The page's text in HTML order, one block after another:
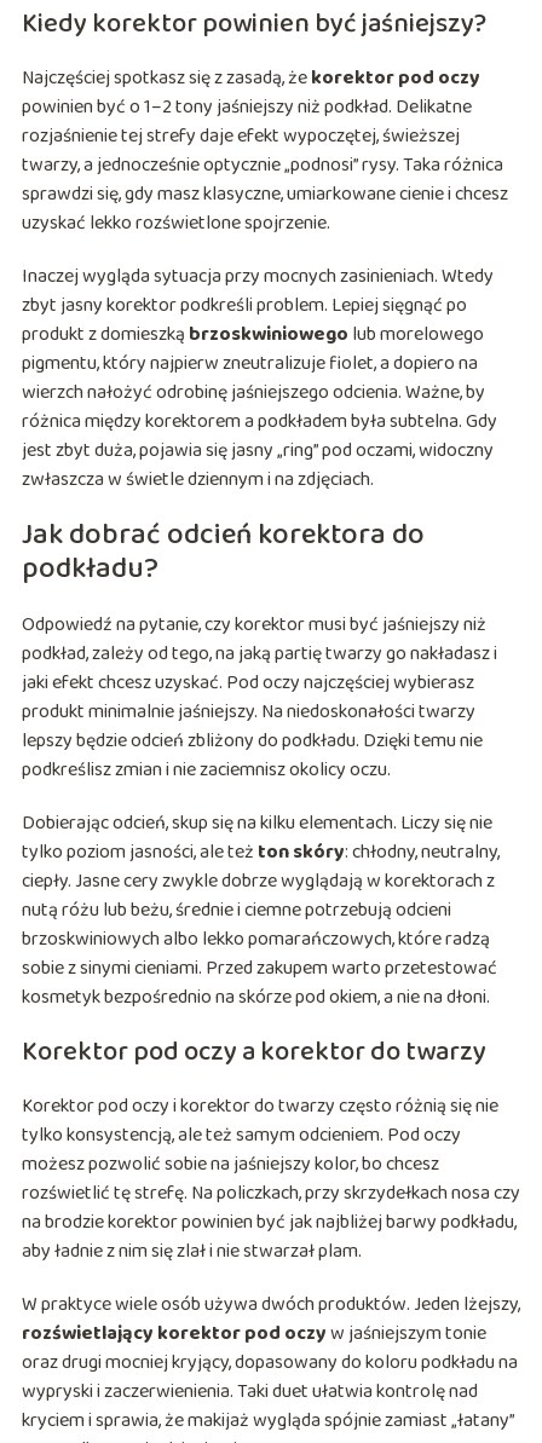
Kiedy korektor powinien być jaśniejszy?
Najczęściej spotkasz się z zasadą, żekorektor pod oczy
powinien być o 1–2 tony jaśniejszy niż podkład. Delikatne
rozjaśnienie tej strefy daje efekt wypoczętej, świeższej
twarzy, a jednocześnie optycznie „podnosi” rysy. Taka różnica
sprawdzi się, gdy masz klasyczne, umiarkowane cienie i chcesz
uzyskać lekko rozświetlone spojrzenie.
Inaczej wygląda sytuacja przy mocnych zasinieniach. Wtedy
zbyt jasny korektor podkreśli problem. Lepiej sięgnąć po
produkt z domieszką brzoskwiniowego lub morelowego
pigmentu, który najpierw zneutralizuje fiolet, a dopiero na
wierzch nałożyć odrobinę jaśniejszego odcienia. Ważne, by
różnica między korektorem a podkładem była subtelna. Gdy
jest zbyt duża, pojawia się jasny „ring” pod oczami, widoczny
zwłaszcza w świetle dziennym i na zdjęciach.
Jak dobrać odcień korektora do
podkładu?
Odpowiedź na pytanie, czy korektor musi być jaśniejszy niż
podkład, zależy od tego, na jaką partię twarzy go nakładasz i
jaki efekt chcesz uzyskać. Pod oczy najczęściej wybierasz
produkt minimalnie jaśniejszy. Na niedoskonałości twarzy
lepszy będzie odcień zbliżony do podkładu. Dzięki temu nie
podkreślisz zmian i nie zaciemnisz okolicy oczu.
Dobierając odcień, skup się na kilku elementach. Liczy się nie
tylko poziom jasności, ale też ton skóry: chłodny, neutralny,
ciepły. Jasne cery zwykle dobrze wyglądają w korektorach z
nutą różu lub beżu, średnie i ciemne potrzebują odcieni
brzoskwiniowych albo lekko pomarańczowych, które radzą
sobie z sinymi cieniami. Przed zakupem warto przetestować
kosmetyk bezpośrednio na skórze pod okiem, a nie na dłoni.
Korektor pod oczy a korektor do twarzy
Korektor pod oczy i korektor do twarzy często różnią się nie
tylko konsystencją, ale też samym odcieniem. Pod oczy
możesz pozwolić sobie na jaśniejszy kolor, bo chcesz
rozświetlić tę strefę. Na policzkach, przy skrzydełkach nosa czy
na brodzie korektor powinien być jak najbliżej barwy podkładu,
aby ładnie z nim się zlał i nie stwarzał plam.
W praktyce wiele osób używa dwóch produktów. Jeden lżejszy,
rozświetlający korektor pod oczyw jaśniejszym tonie
oraz drugi mocniej kryjący, dopasowany do koloru podkładu na
wypryski i zaczerwienienia. Taki duet ułatwia kontrolę nad
kryciem i sprawia, że makijaż wygląda spójnie zamiast „łatany”